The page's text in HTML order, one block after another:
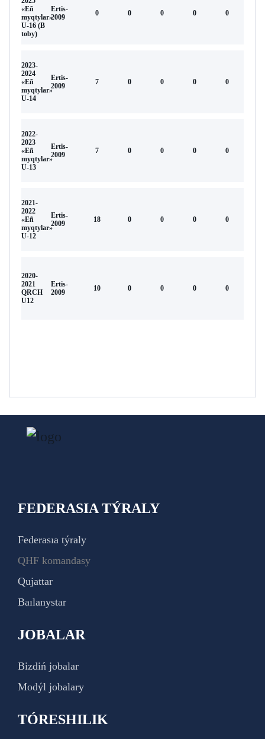
«Eñ
myqtylar»
U-16 (В
toby)
Ertis-
2009
0 0 0 0 0
2023-
2024
«Eñ
myqtylar»
U-14
Ertis-
2009
7 0 0 0 0
2022-
2023
«Eñ
myqtylar»
U-13
Ertis-
2009
7 0 0 0 0
2021-
2022
«Eñ
myqtylar»
U-12
Ertis-
2009
18 0 0 0 0
2020-
2021
QRCH
U12
Ertis-
2009
10 0 0 0 0
FEDERASIA TÝRALY
Federasıa týraly
QHF komandasy
Qujattar
Baılanystar
JOBALAR
Bizdiń jobalar
Modýl jobalary
TÓRESHILIK